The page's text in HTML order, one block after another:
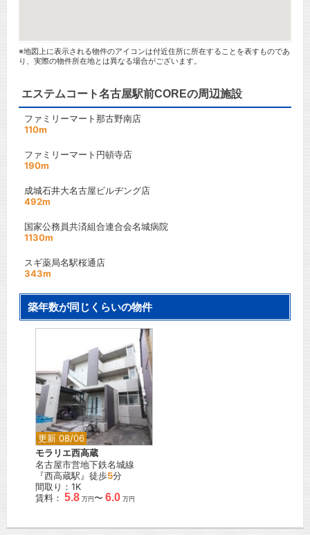
※地図上に表示される物件のアイコンは付近住所に所在することを表すものであ
り、実際の物件所在地とは異なる場合がございます。
エステムコート名古屋駅前COREの周辺施設
ファミリーマート那古野南店
110m
ファミリーマート円頓寺店
190m
成城石井大名古屋ビルヂング店
492m
国家公務員共済組合連合会名城病院
1130m
スギ薬局名駅桜通店
343m
築年数が同じくらいの物件
更新 08/06
モラリエ西高蔵
名古屋市営地下鉄名城線
『西高蔵駅』徒歩5分
間取り：1K
賃料： 5.8 万円〜 6.0 万円